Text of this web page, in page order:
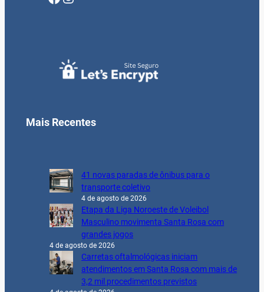
Mais Recentes
transporte coletivo
4 de agosto de 2026
Etapa da Liga Noroeste de Voleibol
Masculino movimenta Santa Rosa com
grandes jogos
4 de agosto de 2026
Carretas oftalmológicas iniciam
atendimentos em Santa Rosa com mais de
3,2 mil procedimentos previstos
4 de agosto de 2026